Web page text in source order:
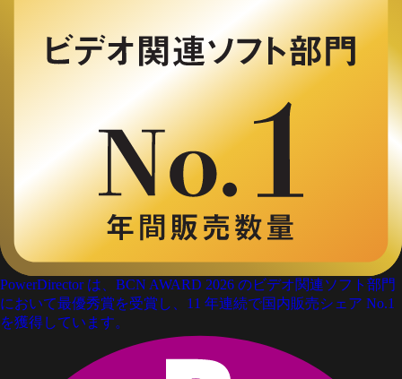
PowerDirector は、BCN AWARD 2026 のビデオ関連ソフト部門
において最優秀賞を受賞し、11 年連続で国内販売シェア No.1
を獲得しています。